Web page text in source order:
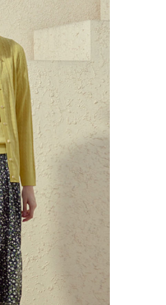
提供之「AFTEE先享後付」服務完成之
供個人資料，並將交易相關給付款項請
司。
覽以下網址：
定代理人或監護人之同意方可使用
申辦者引起之損失，本公司不負相關責
將依據個別帳號之用戶狀況，依本公司
仍有額度不足之情形，本公司將視審查
人資訊註冊。若發現惡意使用之情
停止該用戶之使用額度並採取法律行
以上)免運費